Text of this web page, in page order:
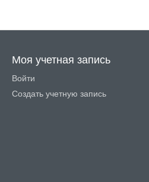
Моя учетная запись
Войти
Создать учетную запись